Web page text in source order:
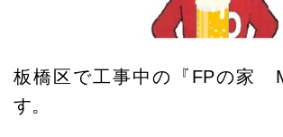
板橋区で工事中の『FPの家
す。